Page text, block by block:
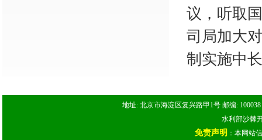
议，听取
司局加大
制实施中
地址: 北京市海淀区复兴路甲1号 邮编:
水利部沙棘
免责声明 ：本网站